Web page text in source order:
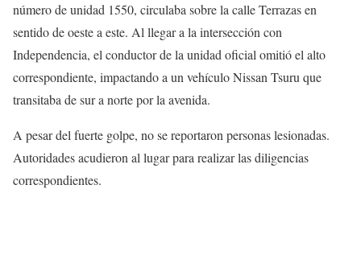
número de unidad 1550, circulaba sobre la calle Terrazas en
sentido de oeste a este. Al llegar a la intersección con
Independencia, el conductor de la unidad oficial omitió el alto
correspondiente, impactando a un vehículo Nissan Tsuru que
transitaba de sur a norte por la avenida.
A pesar del fuerte golpe, no se reportaron personas lesionadas.
Autoridades acudieron al lugar para realizar las diligencias
correspondientes.